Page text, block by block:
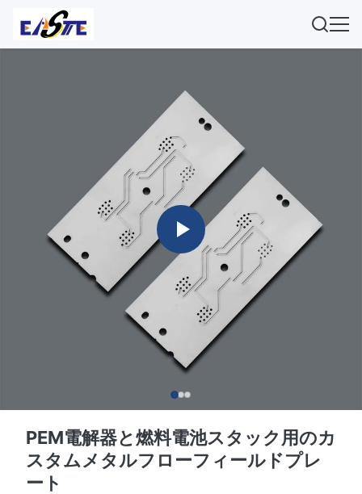
PEM電解器と燃料電池スタック用のカ
スタムメタルフローフィールドプレ
ート